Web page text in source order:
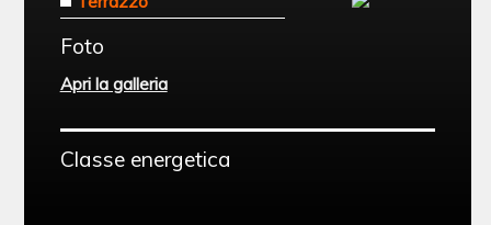
Foto
Apri la galleria
Classe energetica